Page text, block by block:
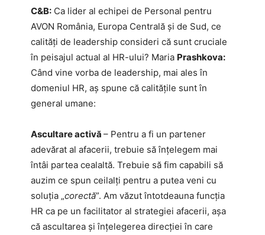
C&B: Ca lider al echipei de Personal pentru
AVON România, Europa Centrală și de Sud, ce
calități de leadership consideri că sunt cruciale
în peisajul actual al HR-ului? Maria Prashkova:
Când vine vorba de leadership, mai ales în
domeniul HR, aș spune că calitățile sunt în
general umane:
Ascultare activă – Pentru a fi un partener
adevărat al afacerii, trebuie să înțelegem mai
întâi partea cealaltă. Trebuie să fim capabili să
auzim ce spun ceilalți pentru a putea veni cu
soluția „corectă”. Am văzut întotdeauna funcția
HR ca pe un facilitator al strategiei afacerii, așa
că ascultarea și înțelegerea direcției în care